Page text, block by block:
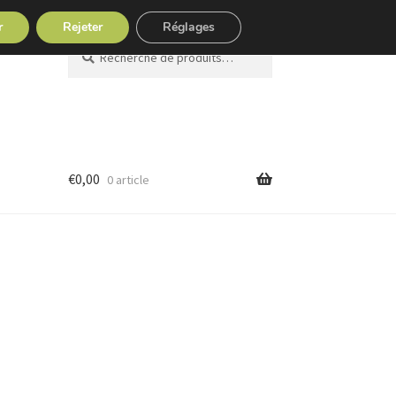
Recherche
pour :
Recherche
€0,00 0 article
Rejeter Réglages